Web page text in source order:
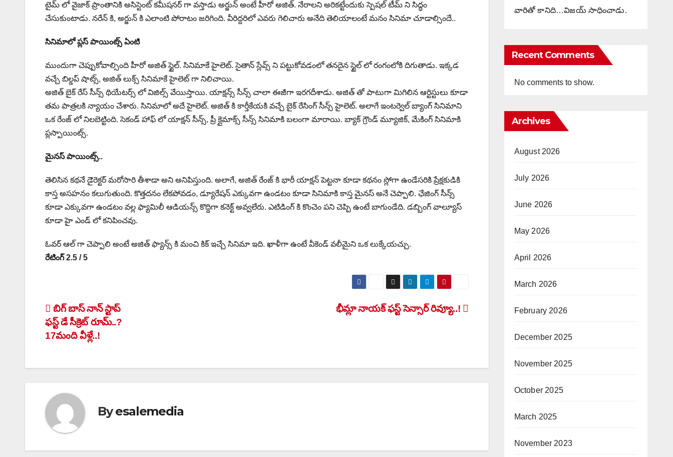
టైమ్ లో వైజాక్ ప్రాంతానికి అసిస్టెంట్ కమీషనర్ గా వస్తాడు అర్జున్ అంటే హీరో అజిత్. నేరాలని అరికట్టేందుకు స్పెషల్ టీమ్ ని సిద్ధం
చేసుకుంటాడు. నరేన్ కి, అర్జున్ కి ఎలాంటి పోరాటం జరిగింది. వీరిద్దరిలో ఎవరు గెలిచారు అనేది తెలియాలంటే మనం సినిమా చూడాల్సిందే..
సినిమాలో ప్లస్ పాయింట్స్ ఏంటి
ముందుగా చెప్పుకోవాల్సింది హీరో అజిత్ స్టైల్. సినిమాకే హైలెట్. సైతాన్ స్లేవ్స్ ని పట్టుకోవడంలో తనదైన స్టైల్ లో రంగంలోకి దిగుతాడు. ఇక్కడ
వచ్చే బిల్డప్ షాట్స్, అజిత్ లుక్స్ సినిమాకే హైలెట్ గా నిలిచాయి.
అజిత్ బైక్ రేస్ సీన్స్ థియేటర్స్ లో విజిల్స్ వేయిస్తాయి. యాక్షన్స్ సీన్స్ చాలా ఈజీగా ఇరగదీశాడు. అజిత్ తో పాటుగా మిగిలిన ఆర్టిస్టులు కూడా
తమ పాత్రలకి న్యాయం చేశారు. సినిమాలో అదే హైలెట్. అజిత్ కి కార్తీకేయకి వచ్చే బైక్ రేసింగ్ సీన్స్ హైలెట్. అలాగే ఇంటర్వెల్ బ్యాంగ్ సినిమాని
ఒక రేంజ్ లో నిలబెట్టింది. సెకండ్ హాఫ్ లో యాక్షన్ సీన్స్, ప్రీ క్లైమాక్స్ సీన్స్ సినిమాకి బలంగా మారాయి. బ్యాక్ గ్రౌండ్ మ్యూజిక్, మేకింగ్ సినిమాకి
ప్లస్పాయింట్స్.
మైనస్ పాయింట్స్..
తెలిసిన కథనే డైెరెక్టర్ మరోసారి తీశాడా అని అనిపిస్తుంది. అలాగే, అజిత్ రేంజ్ కి భారీ యాక్షన్ పెట్టనా కూడా కథనం స్లోగా ఉండేసరికి ప్రేక్షకుడికి
కాస్త అసహనం కలుగుతుంది. కొత్తదనం లేకపోవడం, డ్యూరేషన్ ఎక్కువగా ఉండటం కూడా సినిమాకి కాస్త మైనస్ అనే చెప్పాలి. ఛేజింగ్ సీన్స్
కూడా ఎక్కువగా ఉండటం వల్ల ఫ్యామిలీ ఆడియన్స్ కొద్దిగా కనెక్ట్ అవ్వలేరు. ఎటిడింగ్ కి కొంచెం పని చెప్పి ఉంటే బాగుండేది. డబ్బింగ్ వాల్యూస్
కూడా హై ఎండ్ లో కనిపించవు.
ఓవర్ ఆల్ గా చెప్పాలి అంటే అజిత్ ఫ్యాన్స్ కి మంచి కిక్ ఇచ్చే సినిమా ఇది. ఖాళీగా ఉంటే వీకెండ్ వలీమైని ఒక లుక్కేయచ్చు.
రేటింగ్ 2.5 / 5
Post
navigation
భీమ్లా నాయక్ ఫస్ట్ సెన్సార్ రివ్యూ..!
బిగ్ బాస్ నాన్ స్టాప్
ఫస్ట్ డే సీక్రెట్ రూమ్..?
17మంది వీళ్లే..!
Byesalemedia
వారితో కానిది…విజయ్ సాధించాడు.
Recent Comments
No comments to show.
Archives
August 2026
July 2026
June 2026
May 2026
April 2026
March 2026
February 2026
December 2025
November 2025
October 2025
March 2025
November 2023